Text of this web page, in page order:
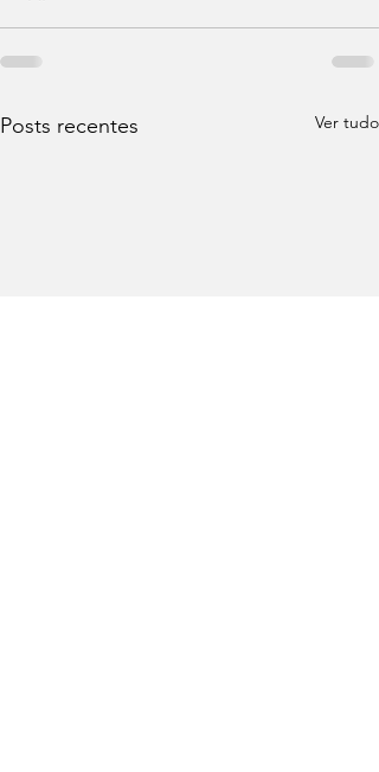
Posts recentes Ver tudo